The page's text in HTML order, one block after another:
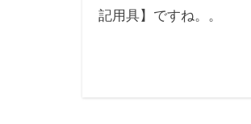
記用具】ですね。。